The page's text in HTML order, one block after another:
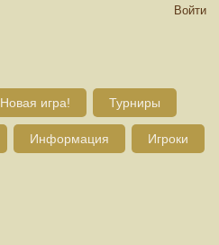
Войти
Новая игра! Турниры
Информация Игроки